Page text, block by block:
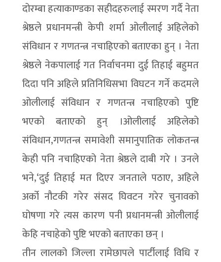
दोरम्बा हत्याकाण्डका सहीदहरुलाई स्मरण गर्दै नेता
श्रेष्ठले प्रधानमन्त्री केपी शर्मा ओलीलाई अहिलेको
संविधान र गणतन्त्र नचाहिएको बताएका हुन् । नेता
श्रेष्ठले नेकपालाई गत निर्वाचनमा दुई तिहाई बहुमत
दिदा पनि अहिले प्रतिनिधिसभा विघटन गर्ने कदमले
ओलीलाई संविधान र गणतन्त्र नचाहिएको पुष्टि
भएको बताएको हुन् ।ओलीलाई अहिलेको
संविधान,गणतन्त्र समावेशी समानुपातिक लोकतन्त्र
केही पनि नचाहिएको नेता श्रेष्ठले दाबी गरे । उनले
भने,‘दुई तिहाई मत दिएर जनताले पठाए, अहिले
अर्को नौटकी गरेर संसद घिवटन गरेर चुनावको
घोषणा गरे त्यस कारण पनी प्रधानमन्त्री ओलीलाई
केहि नचाहेको पुष्टि भएको बताएका छन् ।
तीन लालको जिल्ला रामेछापले पार्टीलाई विधि र